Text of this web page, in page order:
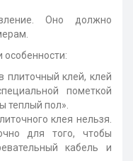
Оно должно
особенности:
плиточный клей, клей
пометкой
теплый пол».
клея нельзя.
для того, чтобы
кабель и